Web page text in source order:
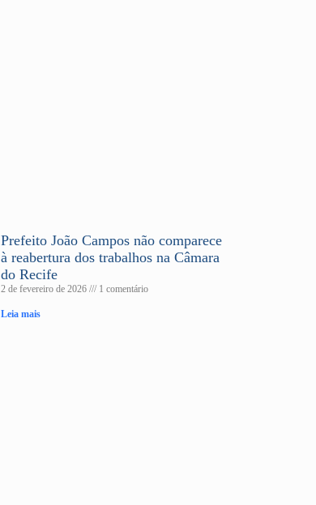
Prefeito João Campos não comparece
à reabertura dos trabalhos na Câmara
do Recife
2 de fevereiro de 2026 1 comentário
Leia mais